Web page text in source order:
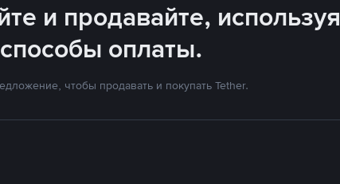
и продавайте, используя
оплаты.
чтобы продавать и покупать Tether.